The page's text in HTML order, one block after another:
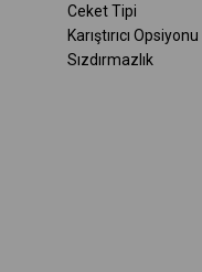
Ceket Tipi
Karıştırıcı Opsiyonu
Sızdırmazlık